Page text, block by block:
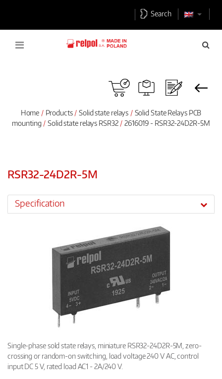
Search
Home Products Solid state relays
Solid State Relays PCB
mounting
Solid state relays RSR32 2616019 - RSR32-24D2R-5M
RSR32-24D2R-5M
Specification
Single-phase sold state relays, miniature RSR32-24D2R-5M, zero-
crossing or random-on switching, load voltage 240 V AC, control
input DC 5 V, rated load AC1 - 2A/240 V.